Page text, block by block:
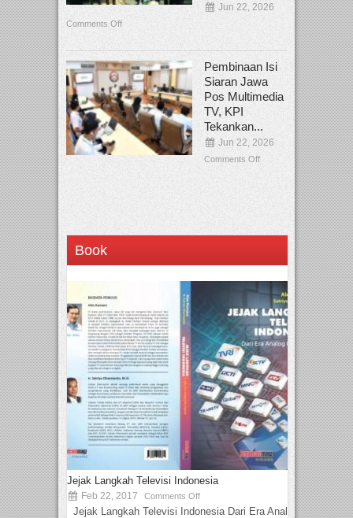
Jun 22, 2026
Comments Off
Pembinaan Isi
Siaran Jawa
Pos Multimedia
TV, KPI
Tekankan...
Jun 22, 2026
Comments Off
Book
Jejak Langkah Televisi Indonesia
Feb 22, 2017 Comments Off
Jejak Langkah Televisi Indonesia Dari Era Analog